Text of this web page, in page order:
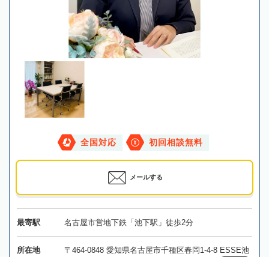
全国対応 初回相談無料
メールする
最寄駅 名古屋市営地下鉄「池下駅」徒歩2分
所在地
〒464-0848 愛知県名古屋市千種区春岡1-4-8 ESSE池